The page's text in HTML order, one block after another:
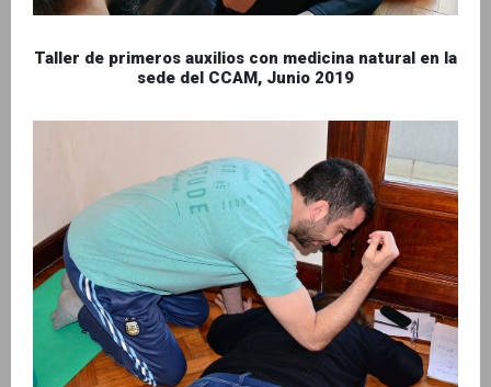
Taller de primeros auxilios con medicina natural en la
sede del CCAM, Junio 2019